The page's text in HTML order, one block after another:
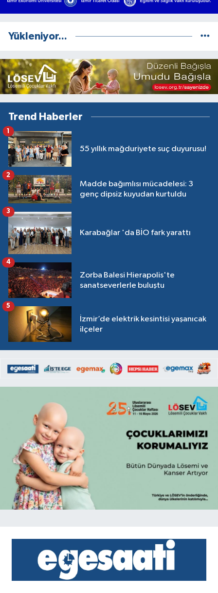
Yükleniyor...
Trend Haberler
55 yıllık mağduriyete suç duyurusu!
1
Madde bağımlısı mücadelesi: 3
genç dipsiz kuyudan kurtuldu
2
Karabağlar 'da BİO fark yarattı
3
Zorba Balesi Hierapolis'te
sanatseverlerle buluştu
4
İzmir’de elektrik kesintisi yaşanıcak
ilçeler
5